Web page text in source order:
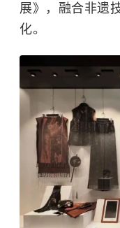
展》，融合非遗
化。